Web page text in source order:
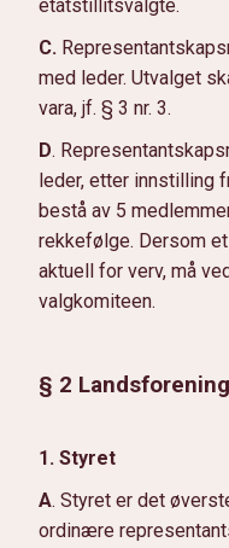
etatstillitsvalgte.
C.
med leder. Utvalget
vara, jf. § 3 nr. 3.
D.
leder, etter innstilling
bestå av 5
rekkefølge. Dersom
aktuell for verv, må
valgkomiteen.
§ 2
1. Styret
A. Styret er det
ordinære